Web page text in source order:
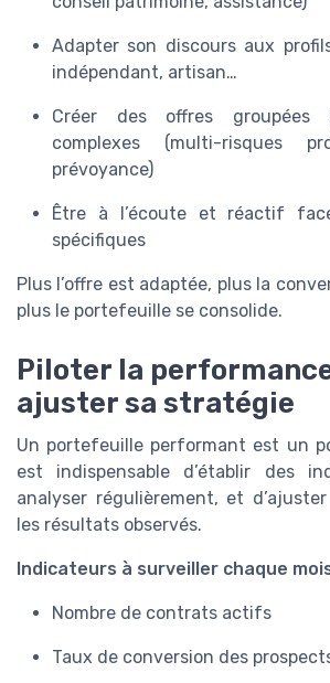
Adapter son discours aux
indépendant, artisan…
Créer des offres groupées
complexes (multi-
prévoyance)
Être à l’écoute et réactif
spécifiques
Plus l’offre est adaptée, plus la
plus le portefeuille se consolide.
Piloter la
ajuster sa stratégie
Un portefeuille performant est un
est indispensable d’établir des
analyser régulièrement, et
les résultats observés.
Indicateurs à surveiller chaque
Nombre de contrats actifs
Taux de conversion des